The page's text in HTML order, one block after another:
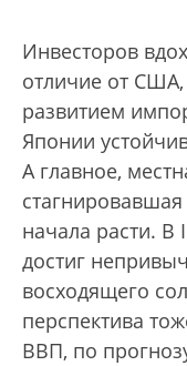
Инвесторов
отличие от
развитием
Японии
А главное,
стагнировавшая
начала расти. В
достиг
восходящего
перспектива
ВВП, по